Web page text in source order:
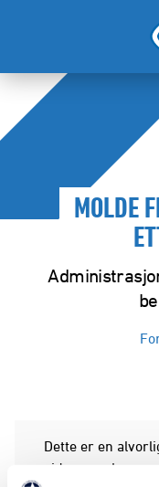
MOLDE
Dette er en
sider som